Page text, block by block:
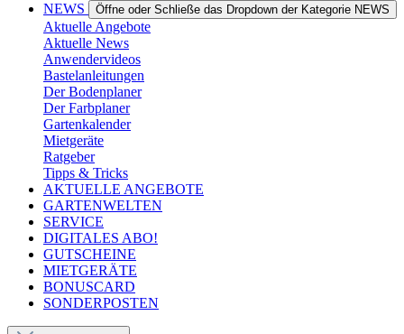
NEWS
Öffne oder Schließe das Dropdown der Kategorie NEWS
Aktuelle Angebote
Aktuelle News
Anwendervideos
Bastelanleitungen
Der Bodenplaner
Der Farbplaner
Gartenkalender
Mietgeräte
Ratgeber
Tipps & Tricks
AKTUELLE ANGEBOTE
GARTENWELTEN
SERVICE
DIGITALES ABO!
GUTSCHEINE
MIETGERÄTE
BONUSCARD
SONDERPOSTEN